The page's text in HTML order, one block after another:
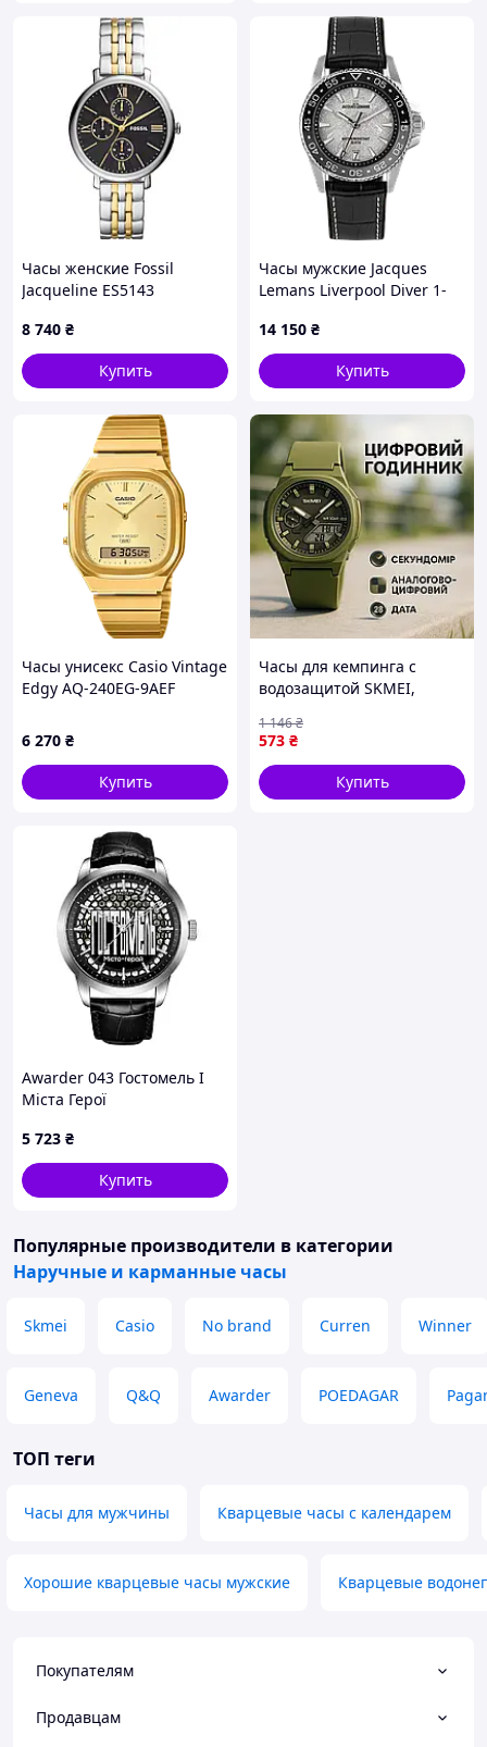
Часы женские Fossil
Jacqueline ES5143
8 740 ₴
Купить
Часы мужские Jacques
Lemans Liverpool Diver 1-
14 150 ₴
Купить
Часы унисекс Casio Vintage
Edgy AQ-240EG-9AEF
6 270 ₴
Купить
Часы для кемпинга с
водозащитой SKMEI,
часы Тактические военные
для ЗСУ KB-77
573 ₴
1 146₴
Купить
Awarder 043 Гостомель I
Міста Герої
5 723 ₴
Купить
Популярные производители в категории
Наручные и карманные часы
Skmei Casio No brand Curren Winner
Geneva Q&Q Awarder POEDAGAR
ТОП теги
Часы для мужчины Кварцевые часы с календарем
Хорошие кварцевые часы мужские Кварцевые
Покупателям
Продавцам